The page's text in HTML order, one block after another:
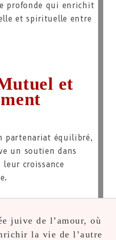
profonde qui enrichit
et spirituelle entre
et
partenariat équilibré,
un soutien dans
croissance
juive de l’amour, où
la vie de l’autre